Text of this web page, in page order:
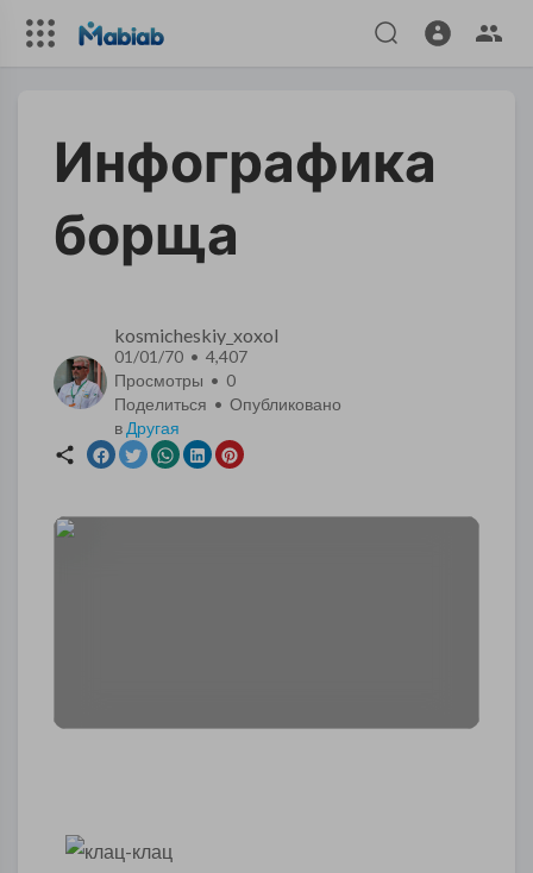
Инфографика
борща
kosmicheskiy_xoxol
01/01/70 • 4,407
Просмотры • 0
Поделиться • Опубликовано
в Другая